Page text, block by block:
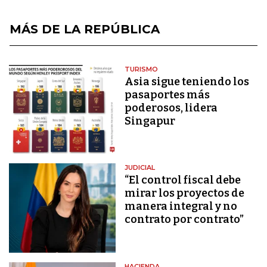
MÁS DE LA REPÚBLICA
TURISMO
Asia sigue teniendo los
pasaportes más
poderosos, lidera
Singapur
JUDICIAL
“El control fiscal debe
mirar los proyectos de
manera integral y no
contrato por contrato”